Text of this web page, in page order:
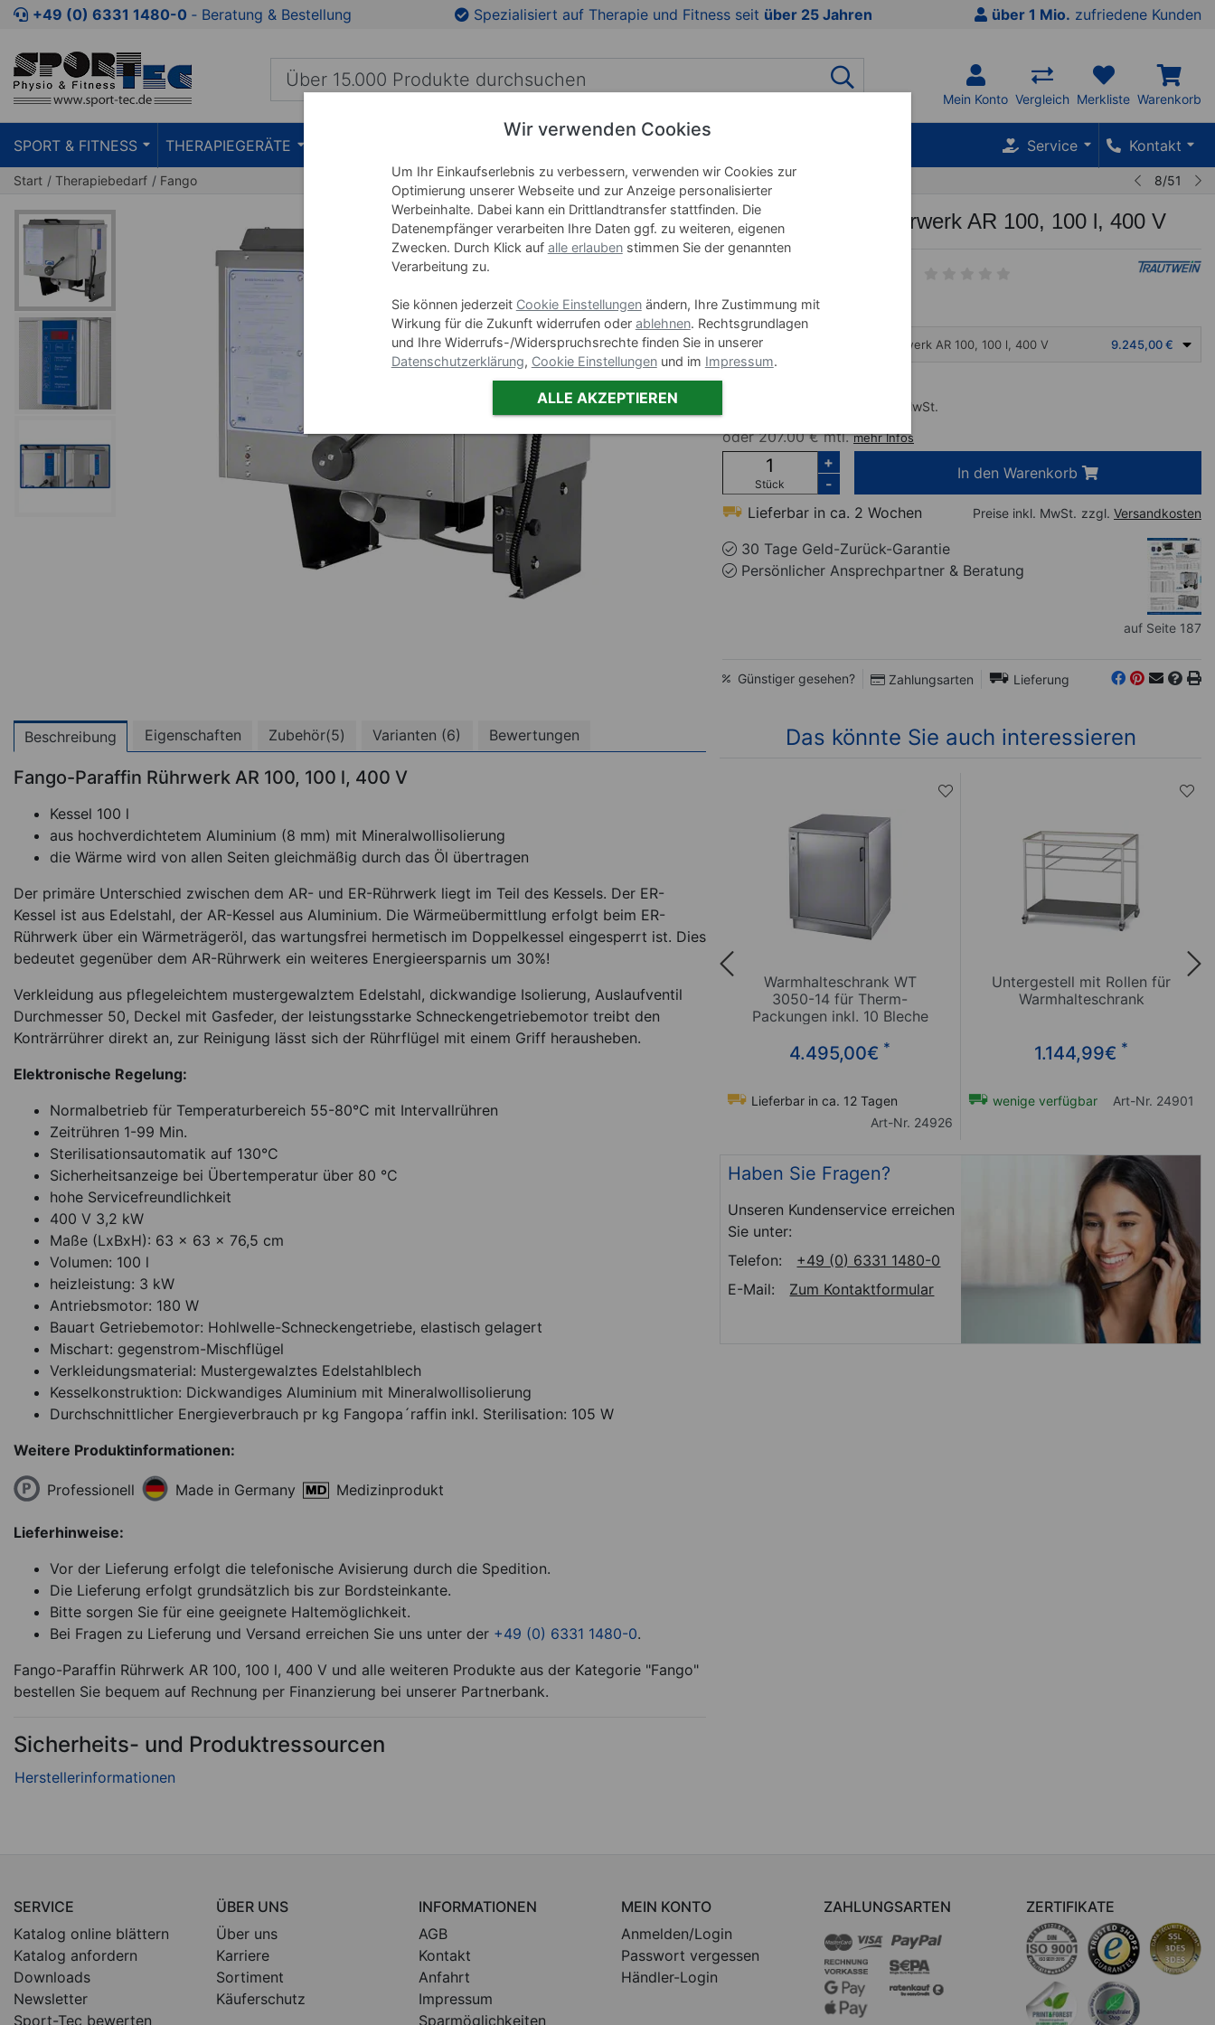
Zum Kaufbereich springen Zur Produktbeschreibung springen Zu den Produktbildern springen
+49 (0) 6331 1480-0 ‐ Beratung & Bestellung Spezialisiert auf Therapie und Fitness seit über 25 Jahren über 1 Mio. zufriedene Kunden
Mein Konto Vergleich Merkliste Warenkorb
SPORT & FITNESS THERAPIEGERÄTE Service Kontakt
Start Therapiebedarf Fango 8/51
Fango-Paraffin Rührwerk AR 100, 100 l, 400 V
Varianten
Fango-Paraffin Rührwerk AR 100, 100 l, 400 V 9.245,00 €
inkl. MwSt.
oder207.00 € mtl. mehr Infos
Stück
+
-
In den Warenkorb
Lieferbar in ca. 2 Wochen Preise inkl. MwSt. zzgl. Versandkosten
30 Tage Geld-Zurück-Garantie
Persönlicher Ansprechpartner & Beratung
auf Seite 187
Günstiger gesehen? Zahlungsarten Lieferung
Beschreibung Eigenschaften Zubehör(5) Varianten (6) Bewertungen
Fango-Paraffin Rührwerk AR 100, 100 l, 400 V
Kessel 100 l
aus hochverdichtetem Aluminium (8 mm) mit Mineralwollisolierung
die Wärme wird von allen Seiten gleichmäßig durch das Öl übertragen
Der primäre Unterschied zwischen dem AR- und ER-Rührwerk liegt im Teil des Kessels. Der ER-
Kessel ist aus Edelstahl, der AR-Kessel aus Aluminium. Die Wärmeübermittlung erfolgt beim ER-
Rührwerk über ein Wärmeträgeröl, das wartungsfrei hermetisch im Doppelkessel eingesperrt ist. Dies
bedeutet gegenüber dem AR-Rührwerk ein weiteres Energieersparnis um 30%!
Verkleidung aus pflegeleichtem mustergewalztem Edelstahl, dickwandige Isolierung, Auslaufventil
Durchmesser 50, Deckel mit Gasfeder, der leistungsstarke Schneckengetriebemotor treibt den
Konträrrührer direkt an, zur Reinigung lässt sich der Rührflügel mit einem Griff herausheben.
Elektronische Regelung:
Normalbetrieb für Temperaturbereich 55-80°C mit Intervallrühren
Zeitrühren 1-99 Min.
Sterilisationsautomatik auf 130°C
Sicherheitsanzeige bei Übertemperatur über 80 °C
hohe Servicefreundlichkeit
400 V 3,2 kW
Maße (LxBxH): 63 x 63 x 76,5 cm
Volumen: 100 l
heizleistung: 3 kW
Antriebsmotor: 180 W
Bauart Getriebemotor: Hohlwelle-Schneckengetriebe, elastisch gelagert
Mischart: gegenstrom-Mischflügel
Verkleidungsmaterial: Mustergewalztes Edelstahlblech
Kesselkonstruktion: Dickwandiges Aluminium mit Mineralwollisolierung
Durchschnittlicher Energieverbrauch pr kg Fangopa´raffin inkl. Sterilisation: 105 W
Weitere Produktinformationen:
Professionell Made in Germany Medizinprodukt
Lieferhinweise:
Vor der Lieferung erfolgt die telefonische Avisierung durch die Spedition.
Die Lieferung erfolgt grundsätzlich bis zur Bordsteinkante.
Bitte sorgen Sie für eine geeignete Haltemöglichkeit.
Bei Fragen zu Lieferung und Versand erreichen Sie uns unter der +49 (0) 6331 1480-0.
Fango-Paraffin Rührwerk AR 100, 100 l, 400 V und alle weiteren Produkte aus der Kategorie "Fango"
bestellen Sie bequem auf Rechnung per Finanzierung bei unserer Partnerbank.
Sicherheits- und Produktressourcen
Das könnte Sie auch interessieren
50, 50 l, 400 V
*
70, 70 l, 400 V
Warmhalteschrank WT
3050-14 für Therm-
Packungen inkl. 10 Bleche
4.495,00€ *
Lieferbar in ca. 12 Tagen
Art-Nr. 24926
Untergestell mit Rollen für
Warmhalteschrank
1.144,99€ *
wenige verfügbar Art-Nr. 24901
Haben Sie Fragen?
Unseren Kundenservice erreichen
Sie unter:
Telefon:
+49 (0) 6331 1480-0
E-Mail:
Zum Kontaktformular
SERVICE
Katalog online blättern
Katalog anfordern
Downloads
Newsletter
Sport-Tec bewerten
ÜBER UNS
Über uns
Karriere
Sortiment
Käuferschutz
INFORMATIONEN
AGB
Kontakt
Anfahrt
Impressum
Sparmöglichkeiten
MEIN KONTO
Anmelden/Login
Passwort vergessen
Händler-Login
ZAHLUNGSARTEN ZERTIFIKATE
Wir verwenden Cookies
Um Ihr Einkaufserlebnis zu verbessern, verwenden wir Cookies zur
Optimierung unserer Webseite und zur Anzeige personalisierter
Werbeinhalte. Dabei kann ein Drittlandtransfer stattfinden. Die
Datenempfänger verarbeiten Ihre Daten ggf. zu weiteren, eigenen
Zwecken. Durch Klick auf alle erlaubenstimmen Sie der genannten
Verarbeitung zu.
Sie können jederzeit Cookie Einstellungenändern, Ihre Zustimmung mit
Wirkung für die Zukunft widerrufen oder ablehnen. Rechtsgrundlagen
und Ihre Widerrufs-/Widerspruchsrechte finden Sie in unserer
Datenschutzerklärung, Cookie Einstellungenund im Impressum.
ALLE AKZEPTIEREN